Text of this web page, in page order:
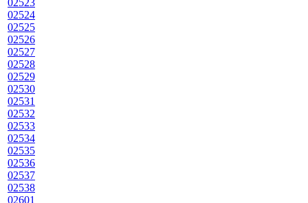
02523
02524
02525
02526
02527
02528
02529
02530
02531
02532
02533
02534
02535
02536
02537
02538
02601